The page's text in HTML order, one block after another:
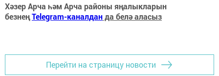
Хәзер Арча һәм Арча районы яңалыкларын
безнеңTelegram-каналданда белә аласыз
Перейти на страницу новости